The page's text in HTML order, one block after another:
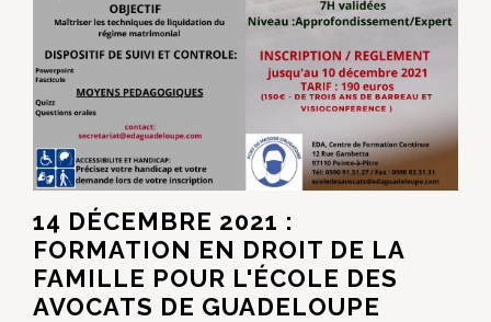
14 DÉCEMBRE 2021 :
FORMATION EN DROIT DE LA
FAMILLE POUR L'ÉCOLE DES
AVOCATS DE GUADELOUPE